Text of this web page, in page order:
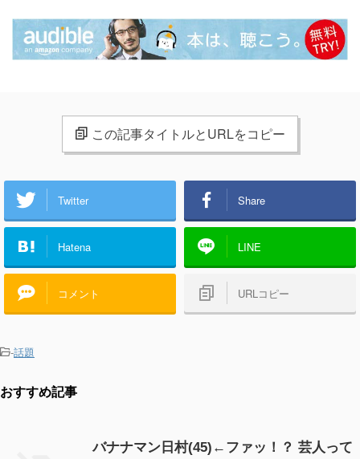
この記事タイトルとURLをコピー
Twitter Share
Hatena LINE
コメント URLコピー
-話題
おすすめ記事
バナナマン日村(45)←ファッ！？ 芸人って